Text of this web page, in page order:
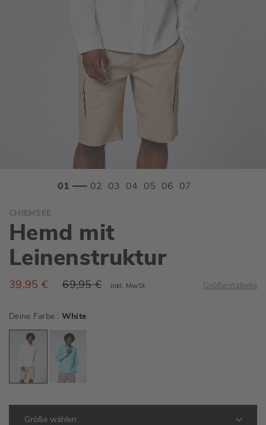
Anfang
der
Bildgalerie
springen
CHIEMSEE
Hemd mit
Leinenstruktur
39,95 € 69,95 € inkl. MwSt. Größentabelle
Deine Farbe White